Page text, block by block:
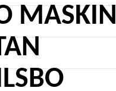
MASKIN